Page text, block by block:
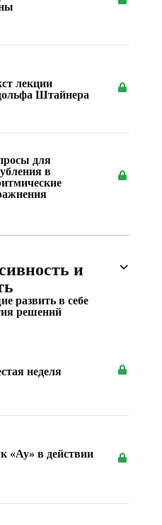
лекции
Штайнера
для
в
и
развить в себе
решений
неделя
«Ау» в действии